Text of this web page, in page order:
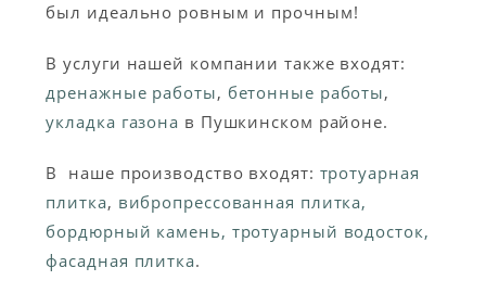
был идеально ровным и прочным!
В услуги нашей компании также входят:
дренажные работы, бетонные работы,
укладка газона в Пушкинском районе.
В наше производство входят: тротуарная
плитка, вибропрессованная плитка,
бордюрный камень, тротуарный водосток,
фасадная плитка.